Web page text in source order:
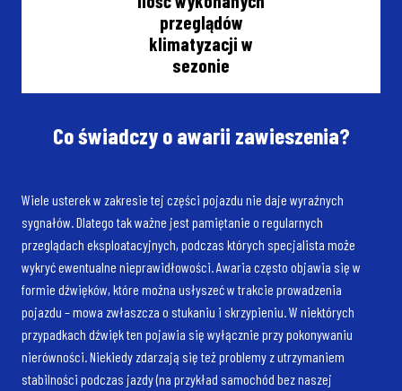
przeglądów
klimatyzacji w
sezonie
Co świadczy o awarii zawieszenia?
Wiele usterek w zakresie tej części pojazdu nie daje wyraźnych
sygnałów. Dlatego tak ważne jest pamiętanie o regularnych
przeglądach eksploatacyjnych, podczas których specjalista może
wykryć ewentualne nieprawidłowości. Awaria często objawia się w
formie dźwięków, które można usłyszeć w trakcie prowadzenia
pojazdu – mowa zwłaszcza o stukaniu i skrzypieniu. W niektórych
przypadkach dźwięk ten pojawia się wyłącznie przy pokonywaniu
nierówności. Niekiedy zdarzają się też problemy z utrzymaniem
stabilności podczas jazdy (na przykład samochód bez naszej